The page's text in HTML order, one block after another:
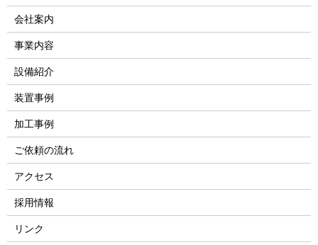
会社案内
事業内容
設備紹介
装置事例
加工事例
ご依頼の流れ
アクセス
採用情報
リンク